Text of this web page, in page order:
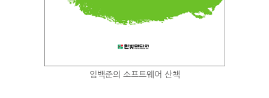
임백준의 소프트웨어 산책